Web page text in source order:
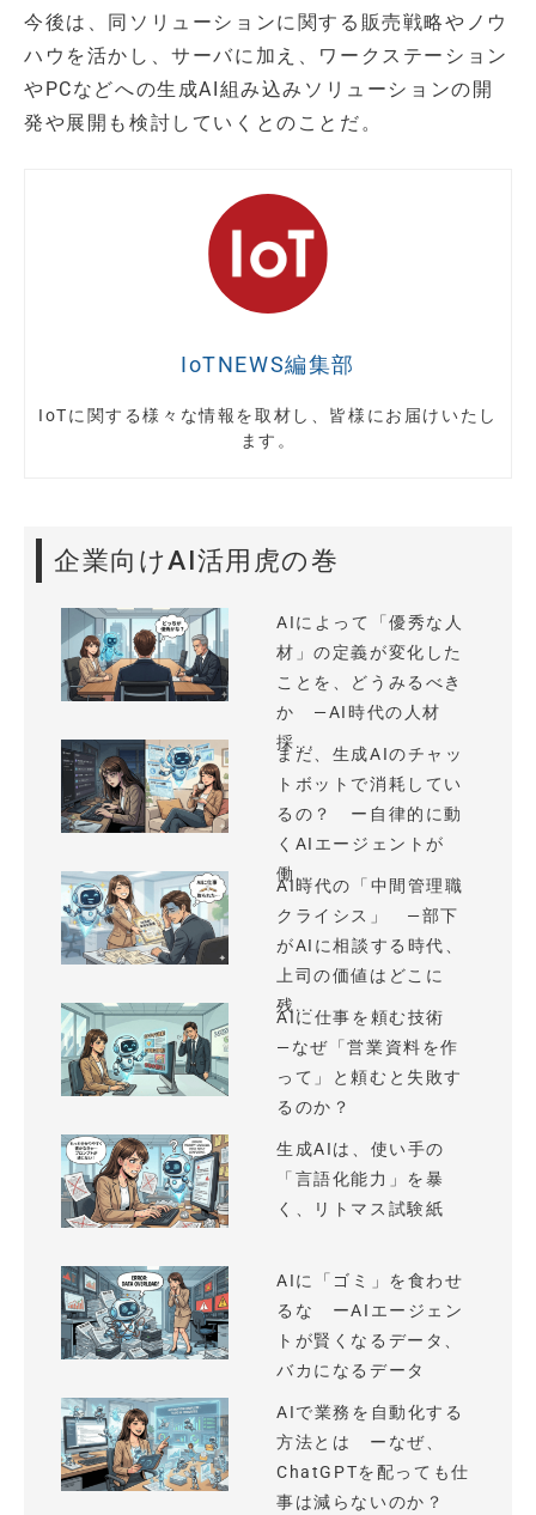
今後は、同ソリューションに関する販売戦略やノウ
ハウを活かし、サーバに加え、ワークステーション
やPCなどへの生成AI組み込みソリューションの開
発や展開も検討していくとのことだ。
IoTNEWS編集部
IoTに関する様々な情報を取材し、皆様にお届けいたし
ます。
企業向けAI活用虎の巻
AIによって「優秀な人
材」の定義が変化した
ことを、どうみるべき
か —AI時代の人材
採...
まだ、生成AIのチャッ
トボットで消耗してい
るの？ ー自律的に動
くAIエージェントが
働...
AI時代の「中間管理職
クライシス」 —部下
がAIに相談する時代、
上司の価値はどこに
残...
AIに仕事を頼む技術
—なぜ「営業資料を作
って」と頼むと失敗す
るのか？
生成AIは、使い手の
「言語化能力」を暴
く、リトマス試験紙
AIに「ゴミ」を食わせ
るな ーAIエージェン
トが賢くなるデータ、
バカになるデータ
AIで業務を自動化する
方法とは ーなぜ、
ChatGPTを配っても仕
事は減らないのか？